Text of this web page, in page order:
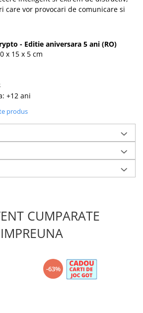
care vor provocari de comunicare si
- Editie aniversara 5 ani (RO)
x 15 x 5 cm
+12 ani
produs
CUMPARATE
IMPREUNA
-63%